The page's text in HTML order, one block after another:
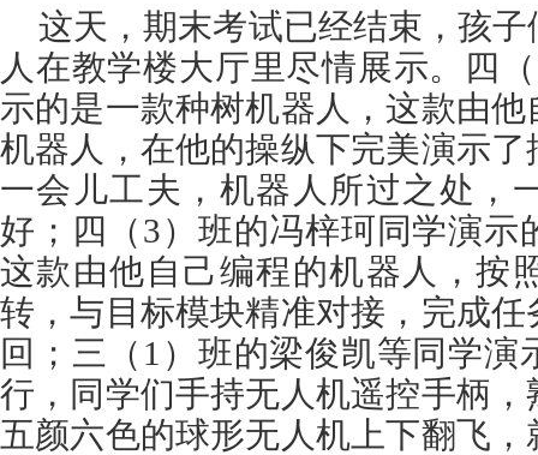
这天，期末考试已经结束，孩
人在教学楼大厅里尽情展示。四
示的是一款种树机器人，这款由
机器人，在他的操纵下完美演示
一会儿工夫，机器人所过之处，
好；四（3）班的冯梓珂同学演示
这款由他自己编程的机器人，按
转，与目标模块精准对接，完成
回；三（1）班的梁俊凯等同学演
行，同学们手持无人机遥控手柄
五颜六色的球形无人机上下翻飞